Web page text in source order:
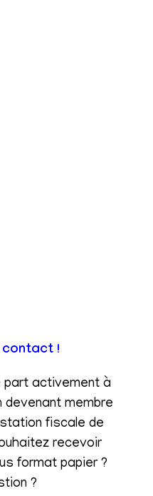
contact !
part activement à
membre
fiscale de
recevoir
format papier ?
?